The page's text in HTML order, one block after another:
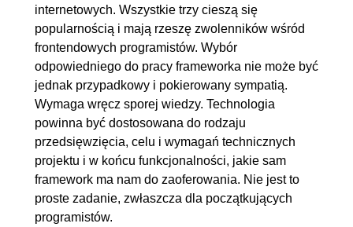
4. Aplikacja TODO w Vue.js
4.1. Pierwszy projekt w Vue.js
4.2. Tworzenie interakcji i
komponentów
00:11:20
4.3. Dodawanie elementów do
listy
4.4. Usuwanie elementów i
zarządzanie listą
00:14:55
5. Aplikacja Portfolio w Vue.js
internetowych. Wszystkie trzy cieszą się
popularnością i mają rzeszę zwolenników wśród
frontendowych programistów. Wybór
odpowiedniego do pracy frameworka nie może być
jednak przypadkowy i pokierowany sympatią.
Wymaga wręcz sporej wiedzy. Technologia
powinna być dostosowana do rodzaju
przedsięwzięcia, celu i wymagań technicznych
projektu i w końcu funkcjonalności, jakie sam
framework ma nam do zaoferowania. Nie jest to
proste zadanie, zwłaszcza dla początkujących
programistów.